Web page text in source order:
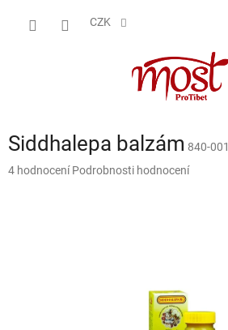
CZK
Siddhalepa balzám 840-001
Průměrné
4 hodnocení Podrobnosti hodnocení